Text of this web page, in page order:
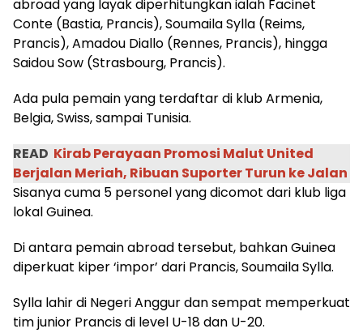
abroad yang layak diperhitungkan ialah Facinet
Conte (Bastia, Prancis), Soumaila Sylla (Reims,
Prancis), Amadou Diallo (Rennes, Prancis), hingga
Saidou Sow (Strasbourg, Prancis).
Ada pula pemain yang terdaftar di klub Armenia,
Belgia, Swiss, sampai Tunisia.
READ Kirab Perayaan Promosi Malut United
Berjalan Meriah, Ribuan Suporter Turun ke Jalan
Sisanya cuma 5 personel yang dicomot dari klub liga
lokal Guinea.
Di antara pemain abroad tersebut, bahkan Guinea
diperkuat kiper ‘impor’ dari Prancis, Soumaila Sylla.
Sylla lahir di Negeri Anggur dan sempat memperkuat
tim junior Prancis di level U-18 dan U-20.